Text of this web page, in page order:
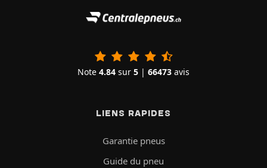
Note 4.84 sur 5 | 66473 avis
LIENS RAPIDES
Garantie pneus
Guide du pneu